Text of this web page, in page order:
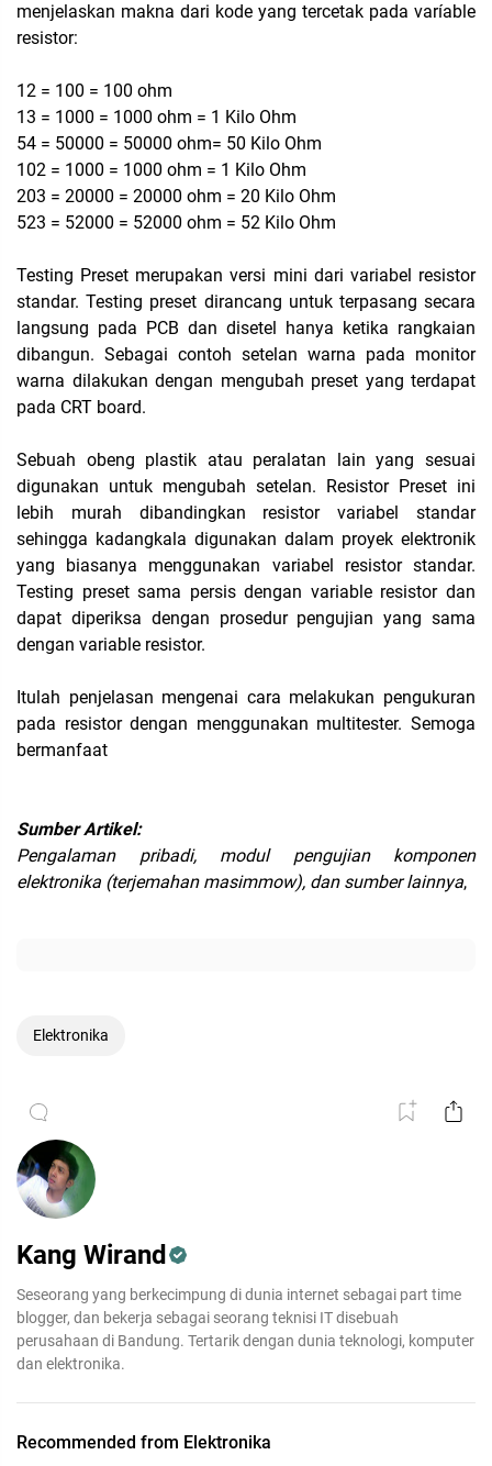
menjelaskan makna dari kode yang tercetak pada varíable
resistor:
12 = 100 = 100 ohm
13 = 1000 = 1000 ohm = 1 Kilo Ohm
54 = 50000 = 50000 ohm= 50 Kilo Ohm
102 = 1000 = 1000 ohm = 1 Kilo Ohm
203 = 20000 = 20000 ohm = 20 Kilo Ohm
523 = 52000 = 52000 ohm = 52 Kilo Ohm
Testing Preset merupakan versi mini dari variabel resistor
standar. Testing preset dirancang untuk terpasang secara
langsung pada PCB dan disetel hanya ketika rangkaian
dibangun. Sebagai contoh setelan warna pada monitor
warna dilakukan dengan mengubah preset yang terdapat
pada CRT board.
Sebuah obeng plastik atau peralatan lain yang sesuai
digunakan untuk mengubah setelan. Resistor Preset ini
lebih murah dibandingkan resistor variabel standar
sehingga kadangkala digunakan dalam proyek elektronik
yang biasanya menggunakan variabel resistor standar.
Testing preset sama persis dengan variable resistor dan
dapat diperiksa dengan prosedur pengujian yang sama
dengan variable resistor.
Itulah penjelasan mengenai cara melakukan pengukuran
pada resistor dengan menggunakan multitester. Semoga
bermanfaat
Sumber Artikel:
Pengalaman pribadi, modul pengujian komponen
elektronika (terjemahan masimmow), dan sumber lainnya,
Elektronika
Kang Wirand
Seseorang yang berkecimpung di dunia internet sebagai part time
blogger, dan bekerja sebagai seorang teknisi IT disebuah
perusahaan di Bandung. Tertarik dengan dunia teknologi, komputer
dan elektronika.
Recommended from Elektronika